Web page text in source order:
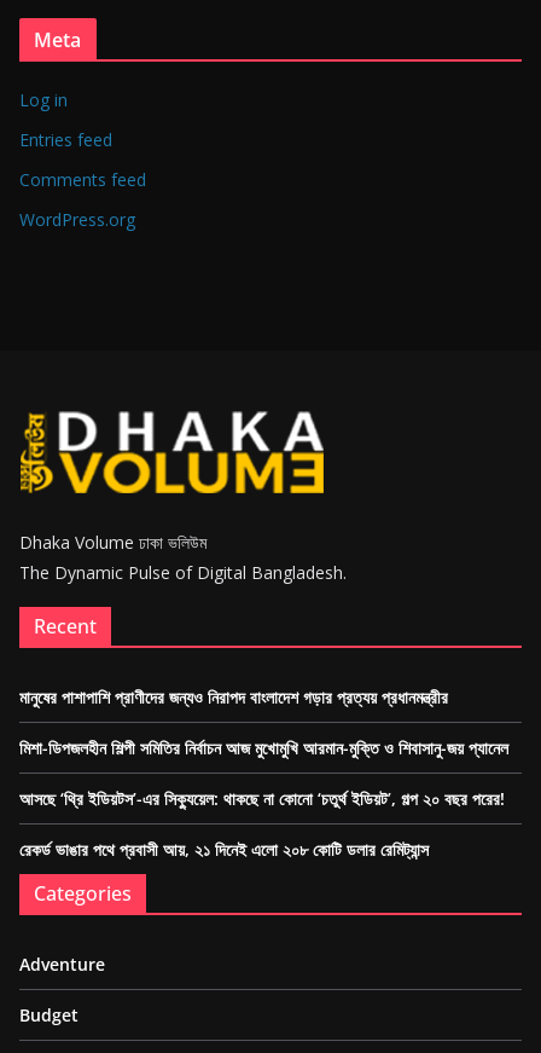
Meta
Log in
Entries feed
Comments feed
WordPress.org
Dhaka Volume ঢাকা ভলিউম
The Dynamic Pulse of Digital Bangladesh.
Recent
মানুষের পাশাপাশি প্রাণীদের জন্যও নিরাপদ বাংলাদেশ গড়ার প্রত্যয় প্রধানমন্ত্রীর
মিশা-ডিপজলহীন শিল্পী সমিতির নির্বাচন আজ মুখোমুখি আরমান-মুক্তি ও শিবাসানু-জয় প্যানেল
আসছে ‘থ্রি ইডিয়টস’-এর সিক্যুয়েল: থাকছে না কোনো ‘চতুর্থ ইডিয়ট’, গল্প ২০ বছর পরের!
রেকর্ড ভাঙার পথে প্রবাসী আয়, ২১ দিনেই এলো ২০৮ কোটি ডলার রেমিট্যান্স
Categories
Adventure
Budget